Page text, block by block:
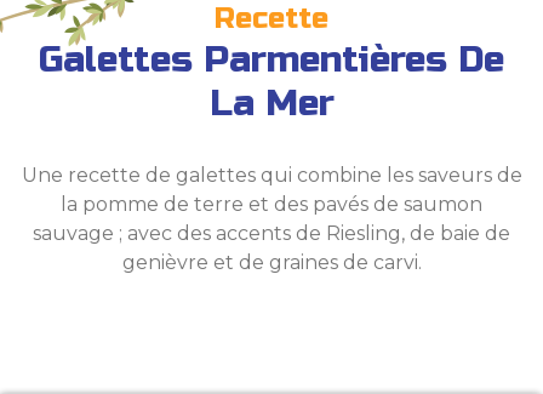
Recette
Galettes Parmentières De
La Mer
Une recette de galettes qui combine les saveurs de
la pomme de terre et des pavés de saumon
sauvage ; avec des accents de Riesling, de baie de
genièvre et de graines de carvi.